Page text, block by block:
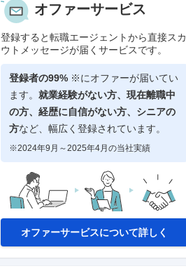
4.3
平均年収(当社調べ) 938 万円
地域 との比較を見る
オファーサービス
登録すると転職エージェントから直接スカ
ウトメッセージが届くサービスです。
登録者の99% ※にオファーが届いてい
ます。 就業経験がない方、現在離職中
の方、 経歴に自信がない方、シニアの
方など、幅広く登録されています。
※2024年9月～2025年4月の当社実績
オファーサービスについて詳しく